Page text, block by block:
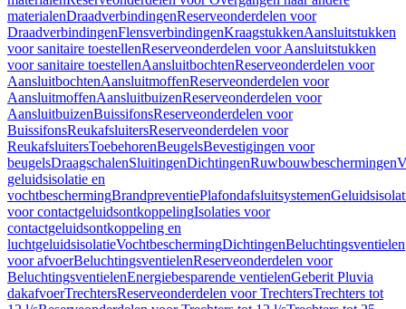
materialenDraadverbindingenReserveonderdelen voor
DraadverbindingenFlensverbindingenKraagstukkenAansluitstukken
voor sanitaire toestellenReserveonderdelen voor Aansluitstukken
voor sanitaire toestellenAansluitbochtenReserveonderdelen voor
AansluitbochtenAansluitmoffenReserveonderdelen voor
AansluitmoffenAansluitbuizenReserveonderdelen voor
AansluitbuizenBuissifonsReserveonderdelen voor
BuissifonsReukafsluitersReserveonderdelen voor
ReukafsluitersToebehorenBeugelsBevestigingen voor
beugelsDraagschalenSluitingenDichtingenRuwbouwbeschermingen
geluidsisolatie en
vochtbeschermingBrandpreventiePlafondafsluitsystemen
voor contactgeluidsontkoppelingIsolaties voor
contactgeluidsontkoppeling en
luchtgeluidsisolatieVochtbeschermingDichtingenBeluchtingsventielen
voor afvoerBeluchtingsventielenReserveonderdelen voor
BeluchtingsventielenEnergiebesparende ventielenGeberit Pluvia
dakafvoerTrechtersReserveonderdelen voor TrechtersTrechters tot